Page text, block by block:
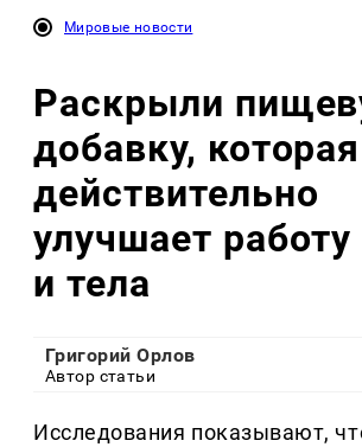
Мировые новости
Раскрыли
добавку, которая
действительно
улучшает работу
и тела
Григорий Орлов
Автор статьи
Исследования показывают,